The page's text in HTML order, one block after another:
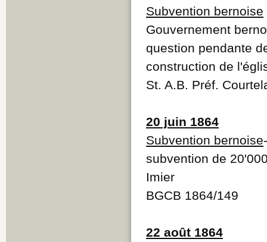
Subvention bernoise
Gouvernement
question pendante
construction de
St. A.B. Préf.
20 juin 1864
Subvention bernoise
subvention de
Imier
BGCB 1864/149
22 août 1864